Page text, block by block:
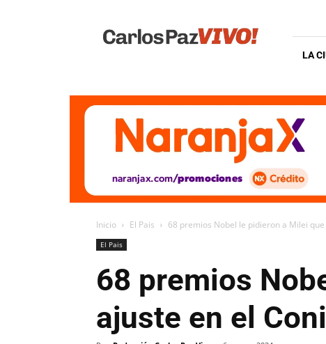
Vivo
LA
Inicio El Pais 68 premios Nobel le pidieron a Milei
El Pais
68 premios
ajuste en el